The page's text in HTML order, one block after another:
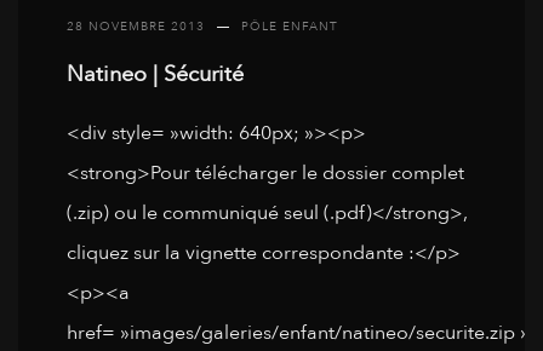
28 NOVEMBRE 2013 PÔLE ENFANT
Natineo | Sécurité
<div style= »width: 640px; »><p>
<strong>Pour télécharger le dossier complet
(.zip) ou le communiqué seul (.pdf)</strong>,
cliquez sur la vignette correspondante :</p>
<p><a
href= »images/galeries/enfant/natineo/securite.zip »>